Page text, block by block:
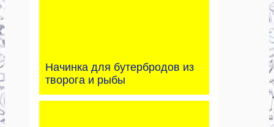
Начинка для бутербродов из
творога и рыбы